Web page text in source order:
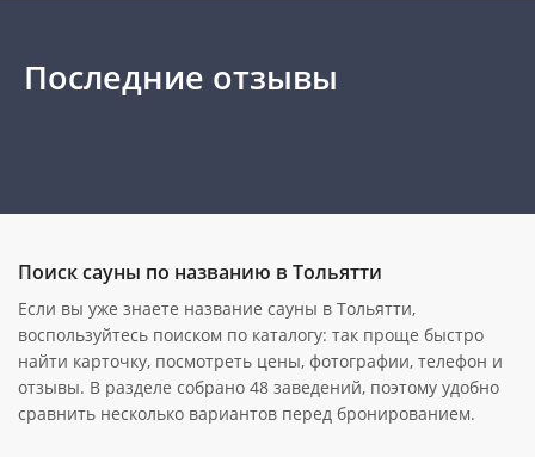
Последние отзывы
Поиск сауны по названию в Тольятти
Если вы уже знаете название сауны в Тольятти,
воспользуйтесь поиском по каталогу: так проще быстро
найти карточку, посмотреть цены, фотографии, телефон и
отзывы. В разделе собрано 48 заведений, поэтому удобно
сравнить несколько вариантов перед бронированием.